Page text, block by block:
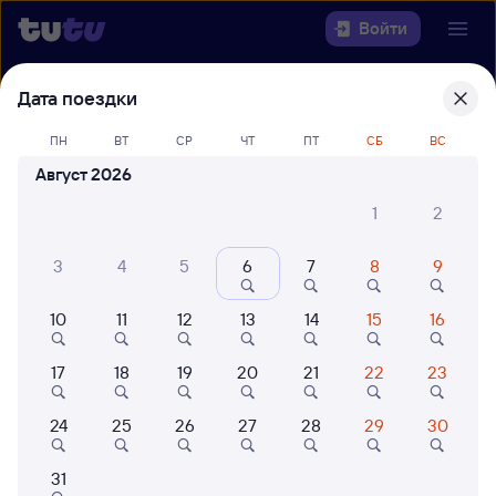
Войти
Выберите день, чтобы найти
билеты Елец — Петрозаводск-Пасс
22 года работаем для вас
Куда
Когда
Кто едет
Найти поезда
Дата поездки
ПН ВТ СР ЧТ ПТ СБ ВС
Август 2026
1
2
3 4 5 6 7 8 9
10 11 12 13 14 15 16
17 18 19 20 21 22 23
24 25 26 27 28 29 30
31